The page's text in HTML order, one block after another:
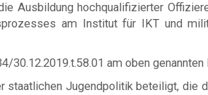
Ausbildung hochqualifizierter
am Institut für IKT und
am oben
staatlichen Jugendpolitik beteiligt, die